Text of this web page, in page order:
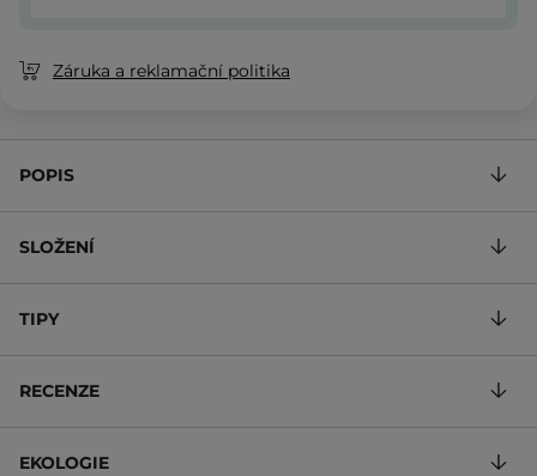
Záruka a reklamační politika
POPIS
SLOŽENÍ
TIPY
RECENZE
EKOLOGIE